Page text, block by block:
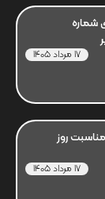
شماره
17 مرداد 1405
روز
17 مرداد 1405